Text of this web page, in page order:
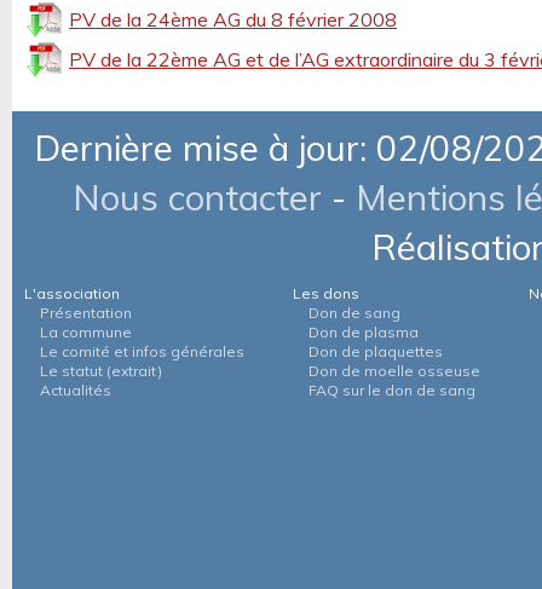
PV de la 24ème AG du 8 février 2008
PV de la 22ème AG et de l’AG extraordinaire du 3
Dernière mise à jour: 02/08/
Nous contacter - Mentions
L'association
Présentation
La commune
Le comité et infos générales
Le statut (extrait)
Actualités
Les dons
Don de sang
Don de plasma
Don de plaquettes
Don de moelle osseuse
FAQ sur le don de sang